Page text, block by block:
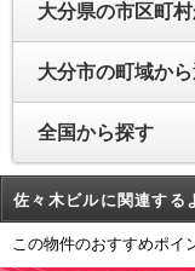
大分県の市区町
大分市の町域か
全国から探す
佐々木ビルに関連する
この物件のおすすめポイ